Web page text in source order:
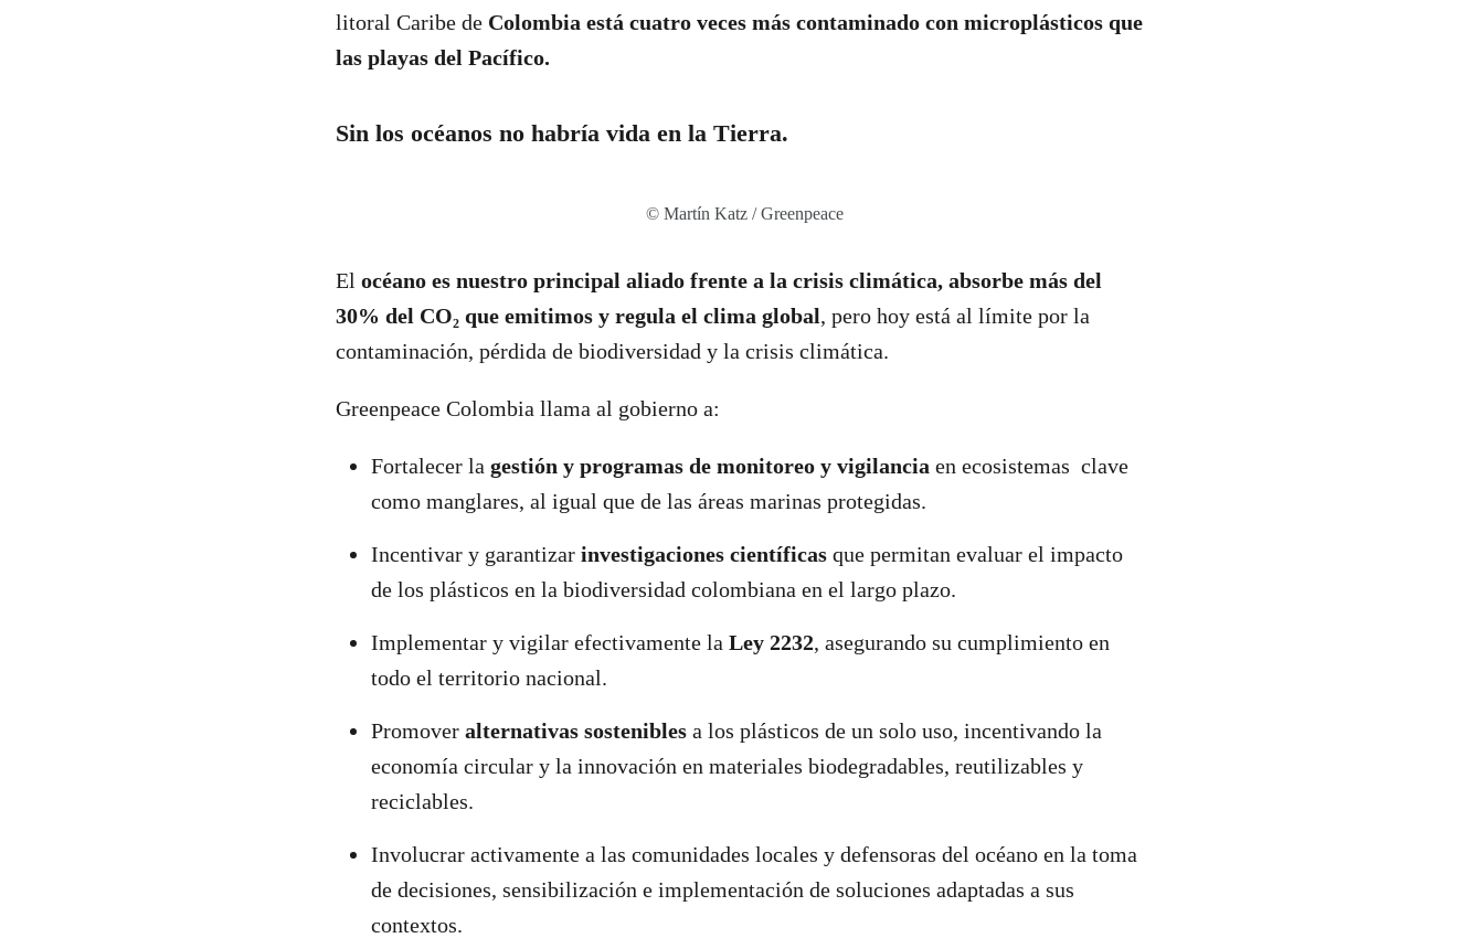
litoral Caribe de Colombia está cuatro veces más contaminado con microplásticos que
las playas del Pacífico.
Sin los océanos no habría vida en la Tierra.
© Martín Katz / Greenpeace
El océano es nuestro principal aliado frente a la crisis climática, absorbe más del
30% del CO₂ que emitimos y regula el clima global, pero hoy está al límite por la
contaminación, pérdida de biodiversidad y la crisis climática.
Greenpeace Colombia llama al gobierno a:
Fortalecer la gestión y programas de monitoreo y vigilancia en ecosistemas clave
como manglares, al igual que de las áreas marinas protegidas.
Incentivar y garantizar investigaciones científicas que permitan evaluar el impacto
de los plásticos en la biodiversidad colombiana en el largo plazo.
Implementar y vigilar efectivamente la Ley 2232, asegurando su cumplimiento en
todo el territorio nacional.
Promover alternativas sostenibles a los plásticos de un solo uso, incentivando la
economía circular y la innovación en materiales biodegradables, reutilizables y
reciclables.
Involucrar activamente a las comunidades locales y defensoras del océano en la toma
de decisiones, sensibilización e implementación de soluciones adaptadas a sus
contextos.